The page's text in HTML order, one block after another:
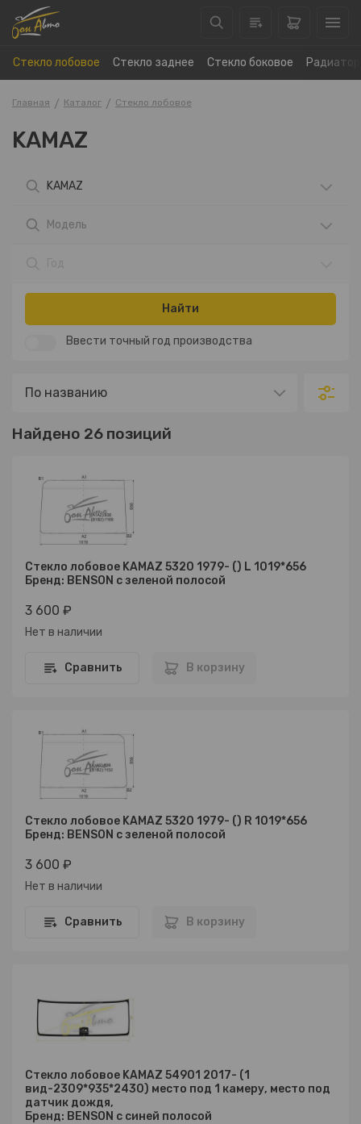
Стекло лобовое Стекло заднее Стекло боковое
Главная Каталог Стекло лобовое
KAMAZ
KAMAZ
Модель
Найти
Ввести точный год производства
Найдено 26 позиций
Стекло лобовое KAMAZ 5320 1979- () L 1019*656
Бренд: BENSON с зеленой полосой
3 600 ₽
Нет в наличии
Сравнить В корзину
Стекло лобовое KAMAZ 5320 1979- () R 1019*656
Бренд: BENSON с зеленой полосой
3 600 ₽
Нет в наличии
Сравнить В корзину
Стекло лобовое KAMAZ 54901 2017- (1
вид-2309*935*2430) место под 1 камеру, место под
датчик дождя,
Бренд: BENSON с синей полосой